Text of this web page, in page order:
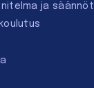
ja säännöt